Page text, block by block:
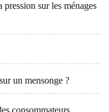
pression sur les ménages
un mensonge ?
consommateurs